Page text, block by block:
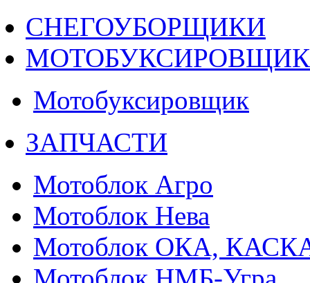
СНЕГОУБОРЩИКИ
Мотобуксировщик
ЗАПЧАСТИ
Мотоблок Агро
Мотоблок Нева
Мотоблок ОКА,